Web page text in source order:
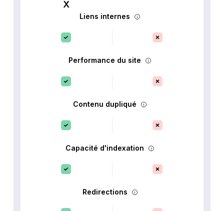
Liens internes
Performance du site
Contenu dupliqué
Capacité d'indexation
Redirections